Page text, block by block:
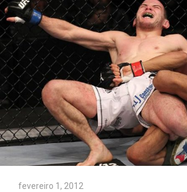
fevereiro 1, 2012